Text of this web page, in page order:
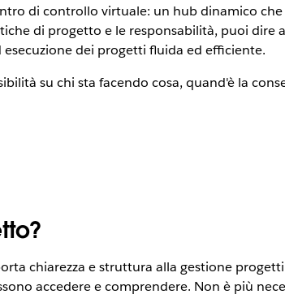
di controllo virtuale: un hub dinamico che
di progetto e le responsabilità, puoi dire
dei progetti fluida ed efficiente.
su chi sta facendo cosa, quand'è la
chiarezza e struttura alla gestione
accedere e comprendere. Non è più